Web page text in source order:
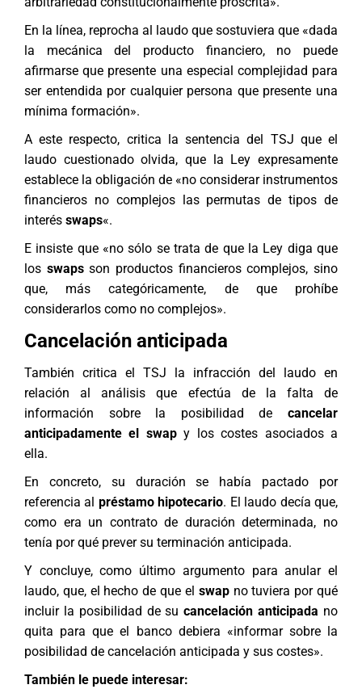
En la línea, reprocha al laudo que sostuviera que «dada
la mecánica del producto financiero, no puede
afirmarse que presente una especial complejidad para
ser entendida por cualquier persona que presente una
mínima formación».
A este respecto, critica la sentencia del TSJ que el
laudo cuestionado olvida, que la Ley expresamente
establece la obligación de «no considerar instrumentos
financieros no complejos las permutas de tipos de
interés swaps«.
E insiste que «no sólo se trata de que la Ley diga que
los swapsson productos financieros complejos, sino
que, más categóricamente, de que prohíbe
considerarlos como no complejos».
Cancelación anticipada
También critica el TSJ la infracción del laudo en
relación al análisis que efectúa de la falta de
información sobre la posibilidad de cancelar
anticipadamente el swapy los costes asociados a
ella.
En concreto, su duración se había pactado por
referencia al préstamo hipotecario. El laudo decía que,
como era un contrato de duración determinada, no
tenía por qué prever su terminación anticipada.
Y concluye, como último argumento para anular el
laudo, que, el hecho de que el swapno tuviera por qué
incluir la posibilidad de sucancelación anticipada no
quita para que el banco debiera «informar sobre la
posibilidad de cancelación anticipada y sus costes».
También le puede interesar: